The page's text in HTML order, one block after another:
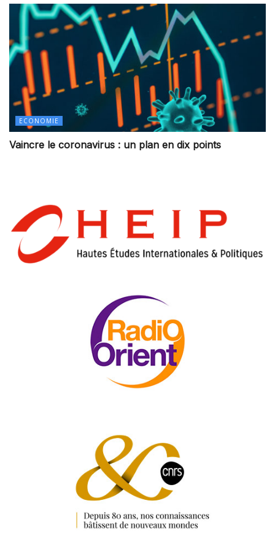
ECONOMIE
Vaincre le coronavirus : un plan en dix points